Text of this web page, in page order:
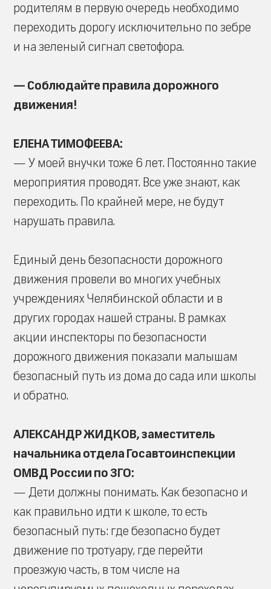
родителям в первую очередь необходимо
переходить дорогу исключительно по зебре
и на зеленый сигнал светофора.
— Соблюдайте правила дорожного
движения!
ЕЛЕНА ТИМОФЕЕВА:
— У моей внучки тоже 6 лет. Постоянно такие
мероприятия проводят. Все уже знают, как
переходить. По крайней мере, не будут
нарушать правила.
Единый день безопасности дорожного
движения провели во многих учебных
учреждениях Челябинской области и в
других городах нашей страны. В рамках
акции инспекторы по безопасности
дорожного движения показали малышам
безопасный путь из дома до сада или школы
и обратно.
АЛЕКСАНДР ЖИДКОВ, заместитель
начальника отдела Госавтоинспекции
ОМВД России по ЗГО:
— Дети должны понимать. Как безопасно и
как правильно идти к школе, то есть
безопасный путь: где безопасно будет
движение по тротуару, где перейти
проезжую часть, в том числе на